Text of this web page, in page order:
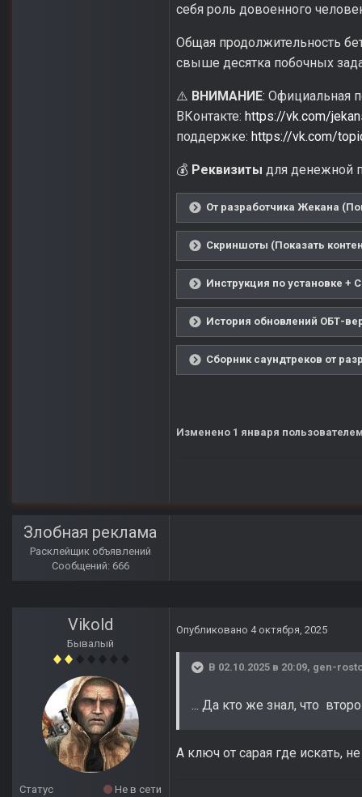
себя роль довоенного
Общая продолжительность
свыше десятка побочных
⚠️ ВНИМАНИЕ: Официальная
ВКонтакте: https://vk.com/
поддержке: https://vk.com/
💰 Реквизиты для денежной
От разработчика Жекана
Скриншоты (Показать
Инструкция по установке +
История обновлений ОБТ-
Сборник саундтреков от
Изменено 1 января
Злобная реклама
Расклейщик объявлений
Сообщений: 666
Vikold
Бывалый
Статус
Не в сети
Опубликовано 4 октября, 2025
В 02.10.2025 в 20:09, gen-
... Да кто же знал, что
А ключ от сарая где искать,